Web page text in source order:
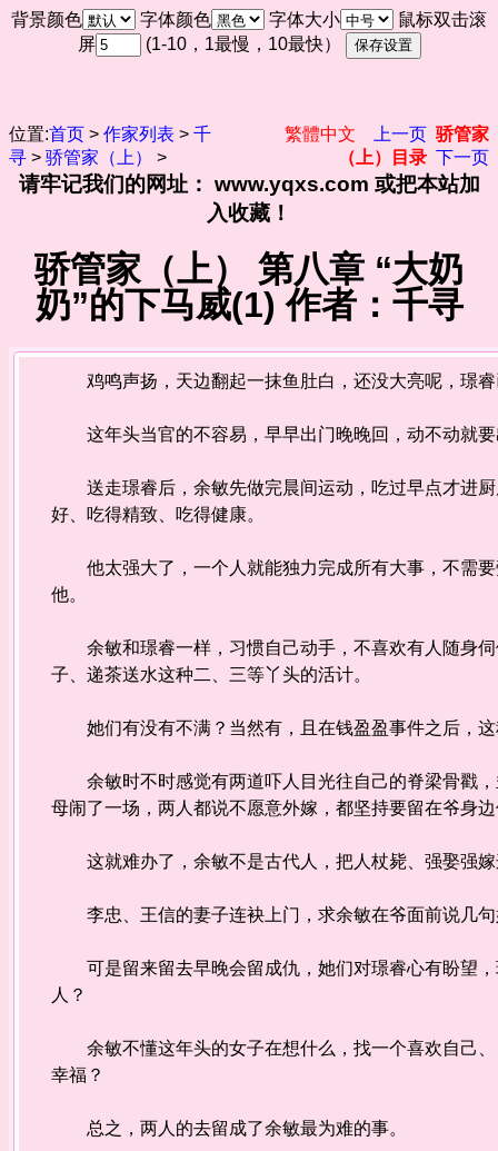
背景颜色 字体颜色 字体大小
鼠标双击滚
屏
(1-10，1最慢，10最快）
位置:首页 > 作家列表 > 千
寻 > 骄管家（上） >
繁體中文 上一页 骄管家
（上）目录 下一页
请牢记我们的网址： www.yqxs.com 或把本站加
入收藏！
骄管家（上） 第八章 “大奶
奶”的下马威(1) 作者：千寻
鸡鸣声扬，天边翻起一抹鱼肚白，还没大亮呢，璟睿
这年头当官的不容易，早早出门晚晚回，动不动就要
送走璟睿后，余敏先做完晨间运动，吃过早点才进厨
好、吃得精致、吃得健康。
他太强大了，一个人就能独力完成所有大事，不需要
他。
余敏和璟睿一样，习惯自己动手，不喜欢有人随身伺
子、递茶送水这种二、三等丫头的活计。
她们有没有不满？当然有，且在钱盈盈事件之后，这
余敏时不时感觉有两道吓人目光往自己的脊梁骨戳，
母闹了一场，两人都说不愿意外嫁，都坚持要留在爷身
这就难办了，余敏不是古代人，把人杖毙、强娶强嫁
李忠、王信的妻子连袂上门，求余敏在爷面前说几句
可是留来留去早晚会留成仇，她们对璟睿心有盼望，
人？
余敏不懂这年头的女子在想什么，找一个喜欢自己、
幸福？
总之，两人的去留成了余敏最为难的事。